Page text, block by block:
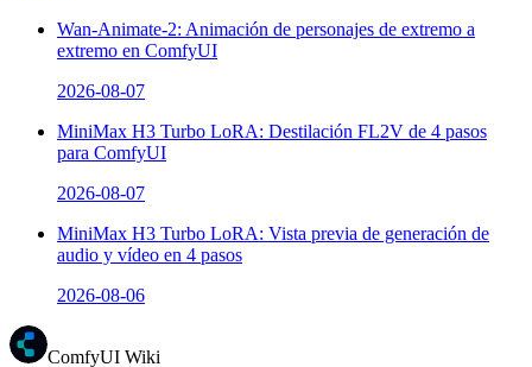
Wan-Animate-2: Animación de personajes de extremo a
extremo en ComfyUI
2026-08-07
MiniMax H3 Turbo LoRA: Destilación FL2V de 4 pasos
para ComfyUI
2026-08-07
MiniMax H3 Turbo LoRA: Vista previa de generación de
audio y vídeo en 4 pasos
2026-08-06
ComfyUI Wiki